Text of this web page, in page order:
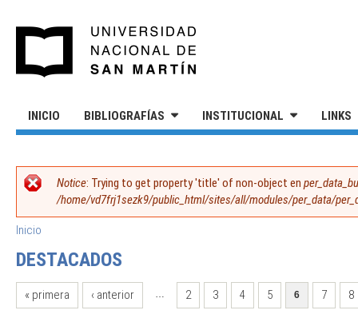
INICIO BIBLIOGRAFÍAS INSTITUCIONAL LINKS
MENSAJE DE ERROR
Notice: Trying to get property 'title' of non-object en
/home/vd7frj1sezk9/public_html/sites/all/modules/per_data/
SE ENCUENTRA USTED AQUÍ
Inicio
DESTACADOS
PÁGINAS
« primera ‹ anterior 2 3 4 5 6 7 8